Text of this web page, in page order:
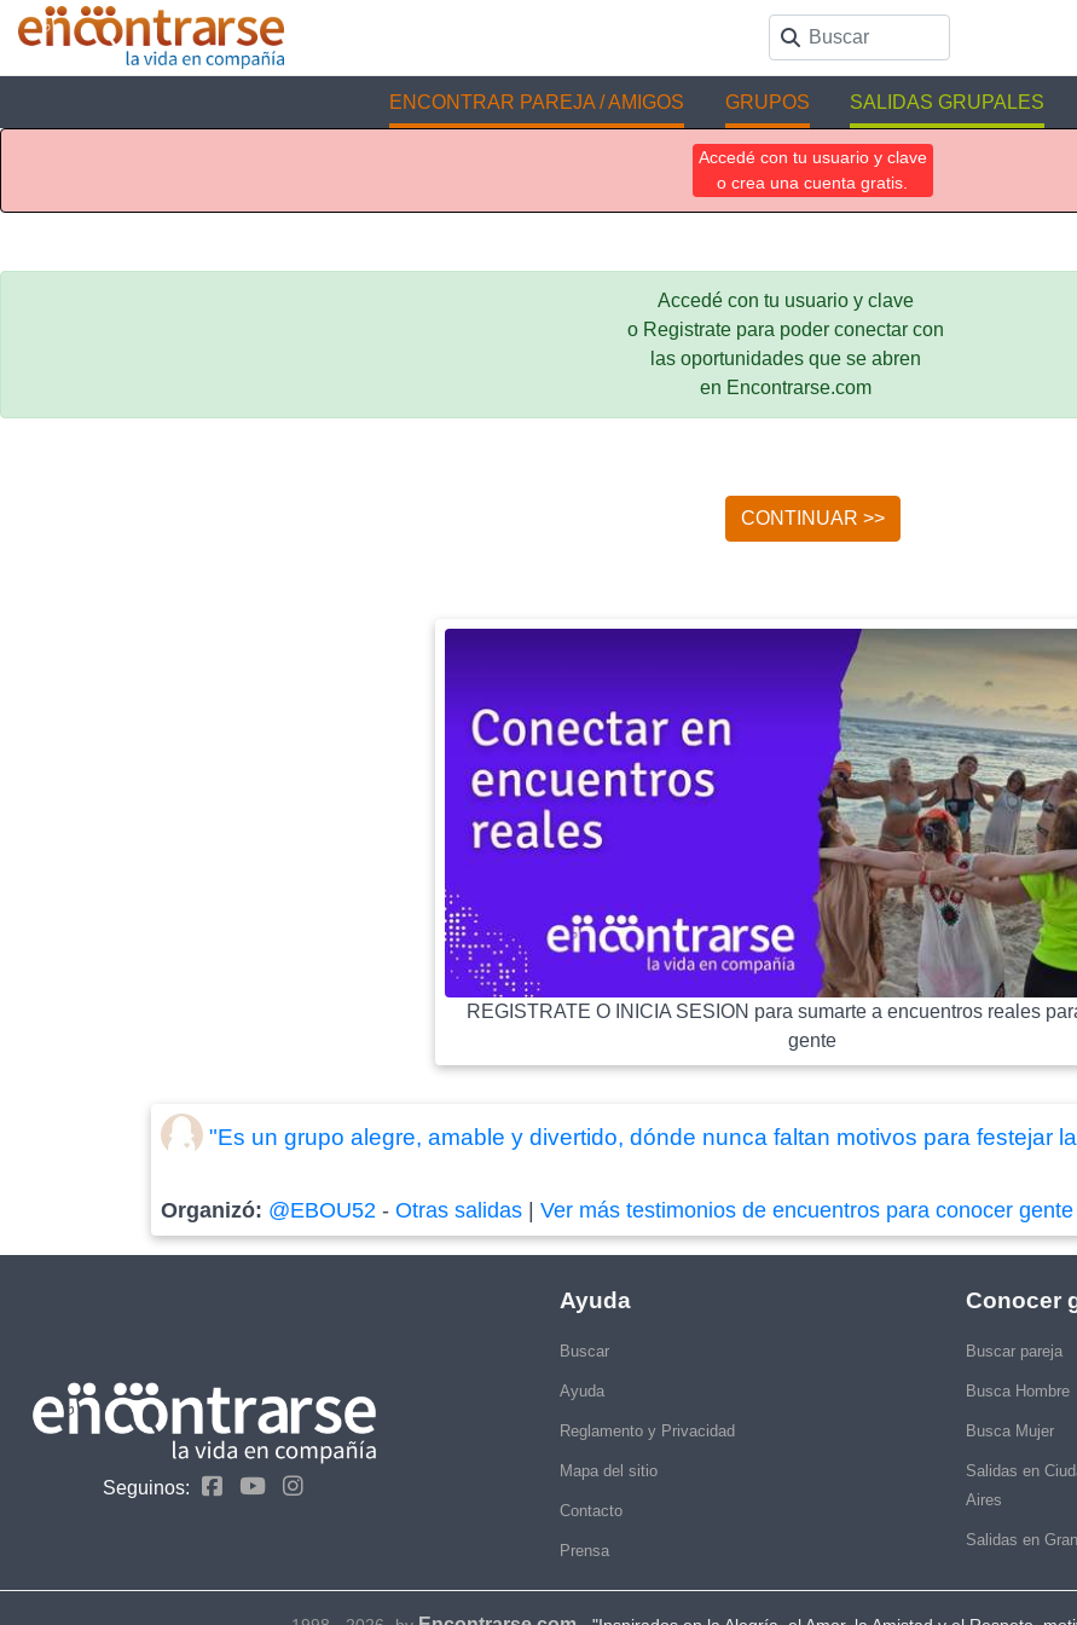
ENCONTRAR PAREJA / AMIGOS GRUPOS SALIDAS GRUPALES
Accedé con tu usuario y clave
o crea una cuenta gratis.
Accedé con tu usuario y clave
o Registrate para poder conectar con
las oportunidades que se abren
en Encontrarse.com
CONTINUAR >>
REGISTRATE O INICIA SESION para sumarte a encuentros reales
gente
"Es un grupo alegre, amable y divertido, dónde nunca faltan motivos para festejar
Organizó: @EBOU52 -Otras salidas |Ver más testimonios de encuentros para conocer gente
Seguinos:
Ayuda
Buscar
Ayuda
Reglamento y Privacidad
Mapa del sitio
Contacto
Prensa
Conocer
Buscar pareja
Busca Hombre
Busca Mujer
Salidas en
Aires
Salidas en